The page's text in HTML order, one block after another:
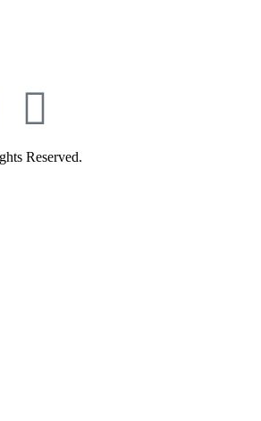
Reserved.